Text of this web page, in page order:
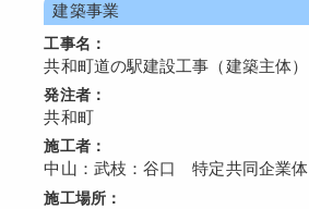
建築事業
工事名：
共和町道の駅建設工事（建築主体）
発注者：
共和町
施工者：
中山：武枝：谷口 特定共同企業体
施工場所：